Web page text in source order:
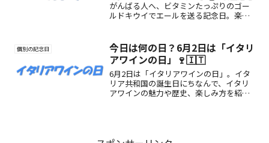
がんばる人へ、ビタミンたっぷりのゴー
ルドキウイでエールを送る記念日。楽し
個別の記念日
今日は何の日？6月2日は「イタリ
アワインの日」🍷🇮🇹
6月2日は「イタリアワインの日」。イタ
リア共和国の誕生日にちなんで、イタリ
アワインの魅力や歴史、楽しみ方を紹